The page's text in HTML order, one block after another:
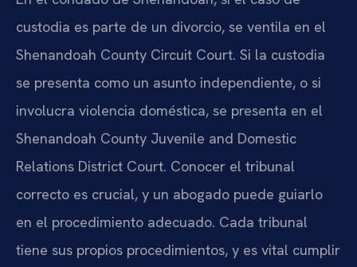
custodia es parte de un divorcio, se ventila en el
Shenandoah County Circuit Court. Si la custodia
se presenta como un asunto independiente, o si
involucra violencia doméstica, se presenta en el
Shenandoah County Juvenile and Domestic
Relations District Court. Conocer el tribunal
correcto es crucial, y un abogado puede guiarlo
en el procedimiento adecuado. Cada tribunal
tiene sus propios procedimientos, y es vital cumplir